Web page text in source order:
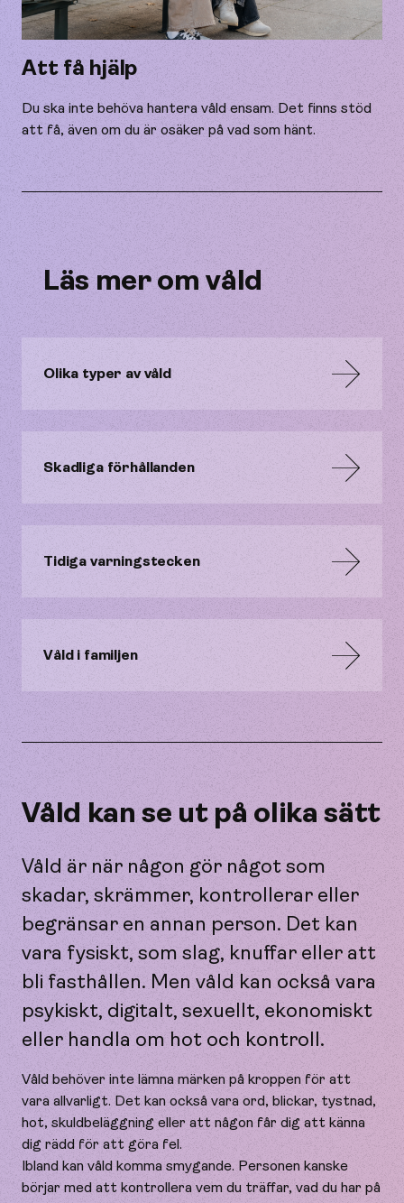
Att få hjälp
Du ska inte behöva hantera våld ensam. Det finns stöd
att få, även om du är osäker på vad som hänt.
Läs mer om våld
Olika typer av våld
Skadliga förhållanden
Tidiga varningstecken
Våld i familjen
Våld kan se ut på olika sätt
Våld är när någon gör något som
skadar, skrämmer, kontrollerar eller
begränsar en annan person. Det kan
vara fysiskt, som slag, knuffar eller att
bli fasthållen. Men våld kan också vara
psykiskt, digitalt, sexuellt, ekonomiskt
eller handla om hot och kontroll.
Våld behöver inte lämna märken på kroppen för att
vara allvarligt. Det kan också vara ord, blickar, tystnad,
hot, skuldbeläggning eller att någon får dig att känna
dig rädd för att göra fel.
Ibland kan våld komma smygande. Personen kanske
börjar med att kontrollera vem du träffar, vad du har på